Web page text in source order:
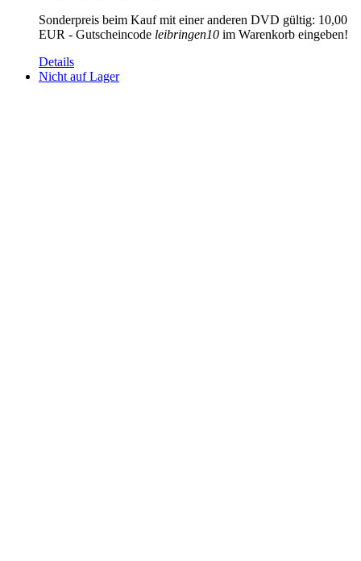
Sonderpreis beim Kauf mit einer anderen DVD gültig: 10,00
EUR - Gutscheincode leibringen10 im Warenkorb eingeben!
Details
Nicht auf Lager